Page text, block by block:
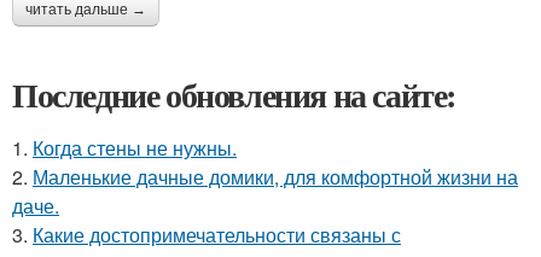
читать дальше →
Последние обновления на сайте:
1. Когда стены не нужны.
2. Маленькие дачные домики, для комфортной жизни на
даче.
3. Какие достопримечательности связаны с